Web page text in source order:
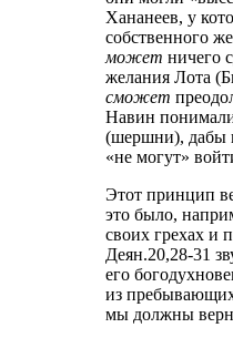
Хананеев, у
собственного
может ничего
желания Лота
сможет
Навин
(шершни), дабы
«не могут»
Этот принцип
это было,
своих грехах и
Деян.20,28-31
его
из пребывающих
мы должны